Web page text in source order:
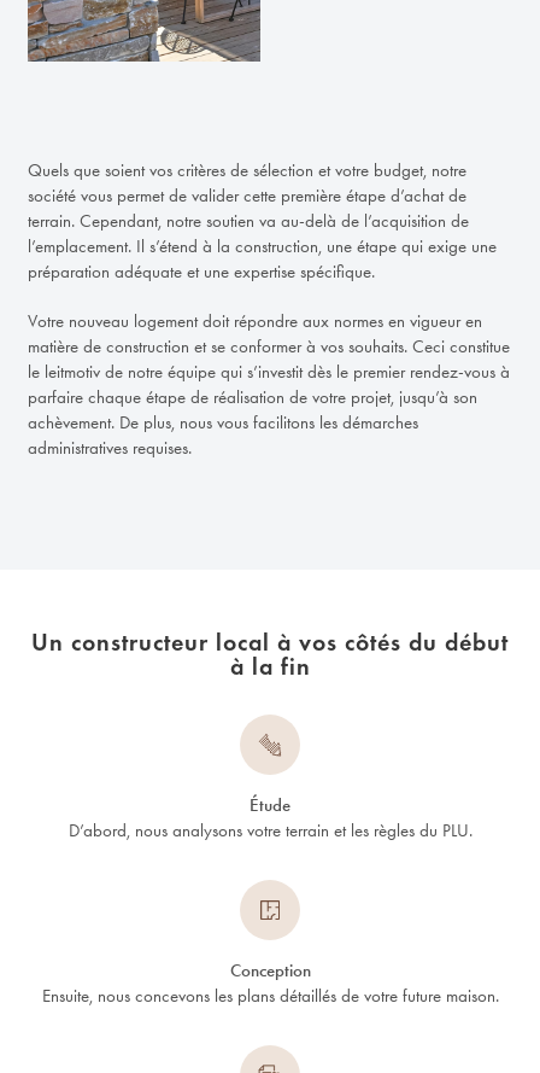
Quels que soient vos critères de sélection et votre budget, notre
société vous permet de valider cette première étape d’achat de
terrain. Cependant, notre soutien va au-delà de l’acquisition de
l’emplacement. Il s’étend à la construction, une étape qui exige une
préparation adéquate et une expertise spécifique.
Votre nouveau logement doit répondre aux normes en vigueur en
matière de construction et se conformer à vos souhaits. Ceci constitue
le leitmotiv de notre équipe qui s’investit dès le premier rendez-vous à
parfaire chaque étape de réalisation de votre projet, jusqu’à son
achèvement. De plus, nous vous facilitons les démarches
administratives requises.
Un constructeur local à vos côtés du début
à la fin
Étude
D’abord, nous analysons votre terrain et les règles du PLU.
Conception
Ensuite, nous concevons les plans détaillés de votre future maison.